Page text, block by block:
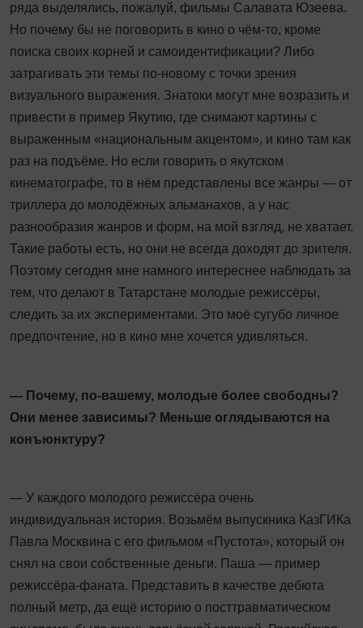
ряда выделялись, пожалуй, фильмы Салавата Юзеева.
Но почему бы не поговорить в кино о чём-то, кроме
поиска своих корней и самоидентификации? Либо
затрагивать эти темы по-новому с точки зрения
визуального выражения. Знатоки могут мне возразить и
привести в пример Якутию, где снимают картины с
выраженным «национальным акцентом», и кино там как
раз на подъёме. Но если говорить о якутском
кинематографе, то в нём представлены все жанры — от
триллера до молодёжных альманахов, а у нас
разнообразия жанров и форм, на мой взгляд, не хватает.
Такие работы есть, но они не всегда доходят до зрителя.
Поэтому сегодня мне намного интереснее наблюдать за
тем, что делают в Татарстане молодые режиссёры,
следить за их экспериментами. Это моё сугубо личное
предпочтение, но в кино мне хочется удивляться.
— Почему, по-вашему, молодые более свободны?
Они менее зависимы? Меньше оглядываются на
конъюнктуру?
— У каждого молодого режиссёра очень
индивидуальная история. Возьмём выпускника КазГИКа
Павла Москвина с его фильмом «Пустота», который он
снял на свои собственные деньги. Паша — пример
режиссёра-фаната. Представить в качестве дебюта
полный метр, да ещё историю о посттравматическом